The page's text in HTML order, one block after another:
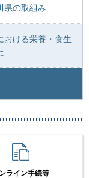
県の取組み
おける栄養・食生
ライン手続等